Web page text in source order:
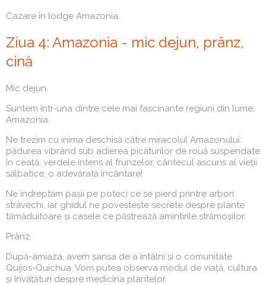
Cazare în lodge Amazonia.
Ziua 4: Amazonia - mic dejun, prânz,
cină
Mic dejun.
Suntem într-una dintre cele mai fascinante regiuni din lume,
Amazonia.
Ne trezim cu inima deschisă către miracolul Amazonului:
pădurea vibrând sub adierea picăturilor de rouă suspendate
în ceață, verdele intens al frunzelor, cântecul ascuns al vieții
sălbatice, o adevărată încântare!
Ne îndreptăm pașii pe poteci ce se pierd printre arbori
străvechi, iar ghidul ne povestește secrete despre plante
tămăduitoare și casele ce păstrează amintirile strămoșilor.
Prânz.
După-amiaza, avem șansa de a întâlni și o comunitate
Quijos-Quichua. Vom putea observa modul de viață, cultura
și învățături despre medicina plantelor.